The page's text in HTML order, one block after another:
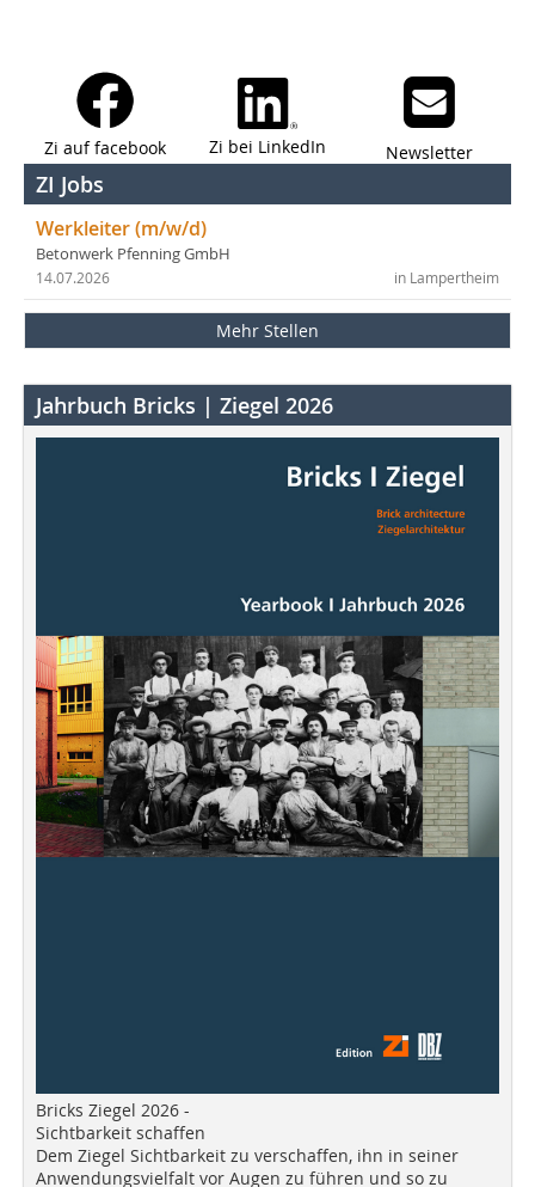
Zi auf facebook Zi bei LinkedIn Newsletter
ZI Jobs
Werkleiter (m/w/d)
Betonwerk Pfenning GmbH
in Lampertheim
14.07.2026
Mehr Stellen
Jahrbuch Bricks | Ziegel 2026
Bricks Ziegel 2026 -
Sichtbarkeit schaffen
Dem Ziegel Sichtbarkeit zu verschaffen, ihn in seiner
Anwendungsvielfalt vor Augen zu führen und so zu